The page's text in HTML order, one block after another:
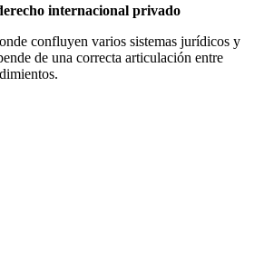
internacional privado
confluyen varios sistemas jurídicos y
de una correcta articulación entre